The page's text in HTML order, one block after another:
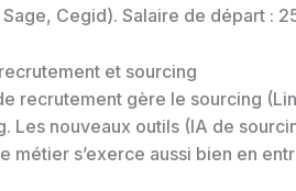
Sage, Cegid). Salaire de départ
et sourcing
recrutement gère le sourcing
Les nouveaux outils (IA de
métier s’exerce aussi bien en